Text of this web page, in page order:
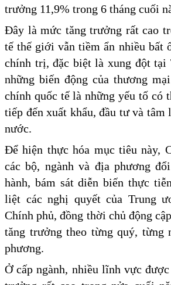
trưởng 11,9% trong 6 tháng cuối
Đây là mức tăng trưởng rất cao
tế thế giới vẫn tiềm ẩn nhiều bất
chính trị, đặc biệt là xung đột tại
những biến động của thương
chính quốc tế là những yếu tố có
tiếp đến xuất khẩu, đầu tư và
nước.
Để hiện thực hóa mục tiêu này,
các bộ, ngành và địa phương
hành, bám sát diễn biến thực
liệt các nghị quyết của Trung
Chính phủ, đồng thời chủ động
tăng trưởng theo từng quý, từng
phương.
Ở cấp ngành, nhiều lĩnh vực